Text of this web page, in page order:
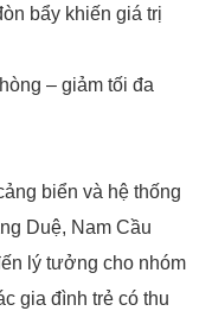
bẩy khiến giá trị
– giảm tối đa
biển và hệ thống
Duệ, Nam Cầu
lý tưởng cho nhóm
gia đình trẻ có thu